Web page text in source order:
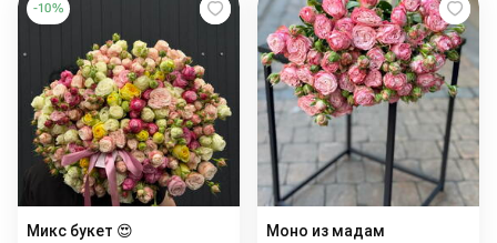
-10%
Микс букет 😍
Моно из мадам